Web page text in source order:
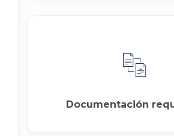
Documentación